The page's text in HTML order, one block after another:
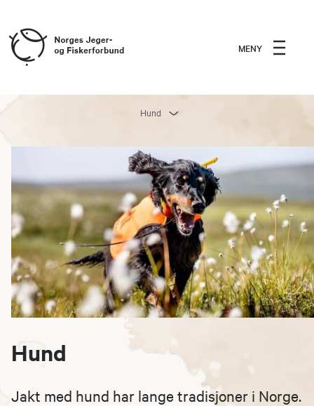
MENY
Hund
Hund
Jakt med hund har lange tradisjoner i Norge.